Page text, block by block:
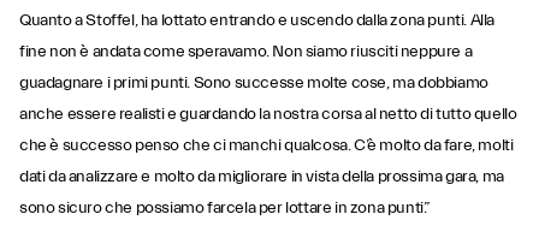
Quanto a Stoffel, ha lottato entrando e uscendo dalla zona punti. Alla
fine non è andata come speravamo. Non siamo riusciti neppure a
guadagnare i primi punti. Sono successe molte cose, ma dobbiamo
anche essere realisti e guardando la nostra corsa al netto di tutto quello
che è successo penso che ci manchi qualcosa. C’è molto da fare, molti
dati da analizzare e molto da migliorare in vista della prossima gara, ma
sono sicuro che possiamo farcela per lottare in zona punti.”